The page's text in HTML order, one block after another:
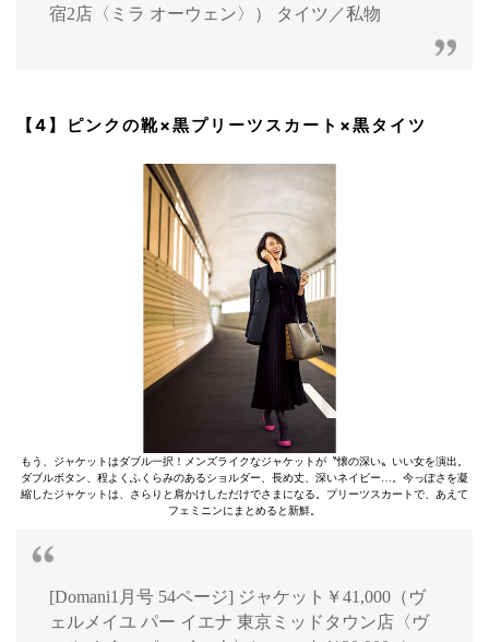
宿2店〈ミラ オーウェン〉） タイツ／私物
【4】ピンクの靴×黒プリーツスカート×黒タイツ
もう、ジャケットはダブル一択！メンズライクなジャケットが〝懐の深い〟いい女を演出。
ダブルボタン、程よくふくらみのあるショルダー、長め丈、深いネイビー…。今っぽさを凝
縮したジャケットは、さらりと肩かけしただけでさまになる。プリーツスカートで、あえて
フェミニンにまとめると新鮮。
[Domani1月号 54ページ] ジャケット￥41,000（ヴ
ェルメイユ パー イエナ 東京ミッドタウン店〈ヴ